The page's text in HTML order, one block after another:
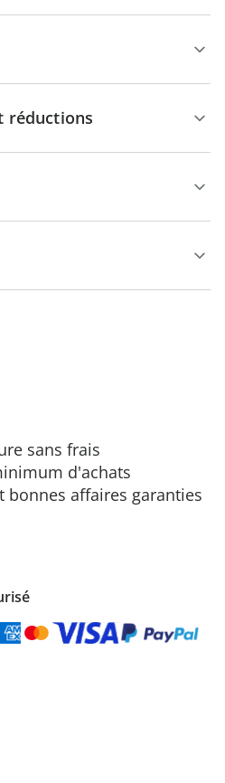
réductions
sans frais
d'achats
bonnes affaires garanties